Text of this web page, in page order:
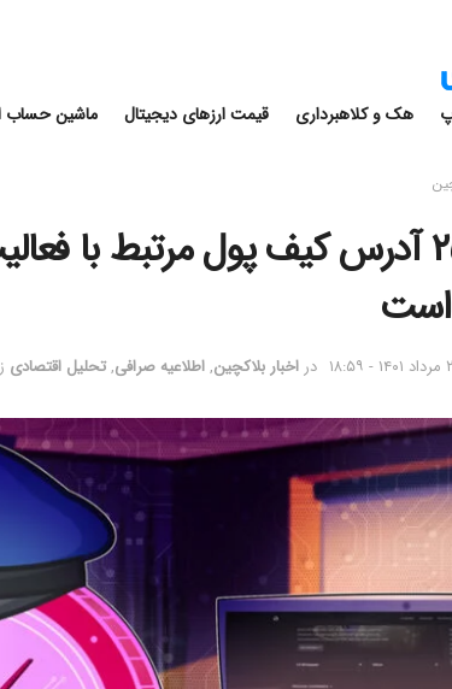
هک و کلاهبرداری قیمت ارزهای دیجیتال ماشین حساب
یونی سواپ ۲۵۳ آدرس کیف پول مرتبط
است
در اخبار بلاکچین,اطلاعیه صرافی,تحلیل اقتصادی